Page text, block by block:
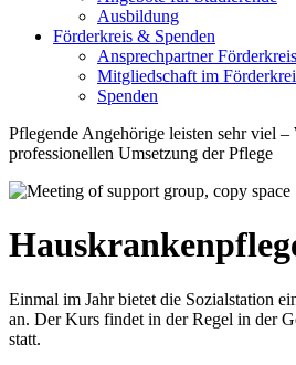
Ausbildung
Förderkreis & Spenden
Ansprechpartner Förderkreis
Mitgliedschaft im
Spenden
Pflegende Angehörige leisten sehr viel
professionellen Umsetzung der Pflege
Einmal im Jahr bietet die Sozialstation
an. Der Kurs findet in der Regel in der
statt.